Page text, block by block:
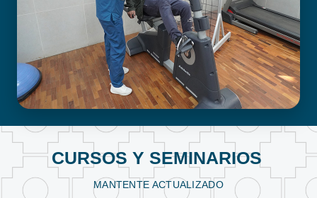
FISIOTERAPIA Y KINESIOLOGÍA
CURSOS Y SEMINARIOS
MANTENTE ACTUALIZADO